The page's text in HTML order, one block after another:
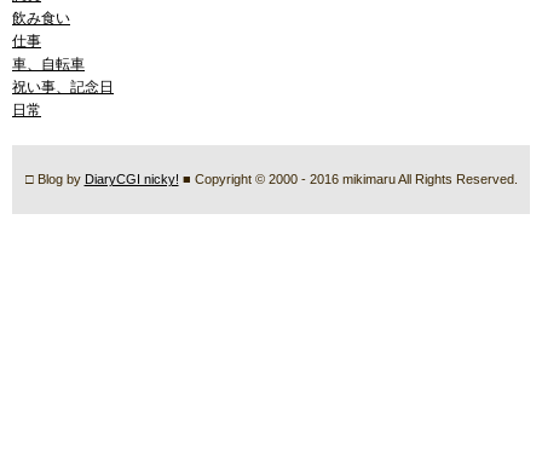
飲み食い
仕事
車、自転車
祝い事、記念日
日常
□ Blog by DiaryCGI nicky! ■ Copyright © 2000 - 2016 mikimaru All Rights Reserved.